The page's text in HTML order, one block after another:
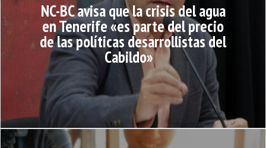
NC-BC avisa que la crisis del agua
en Tenerife «es parte del precio
de las políticas desarrollistas del
Cabildo»